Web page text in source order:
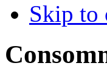
Skip to